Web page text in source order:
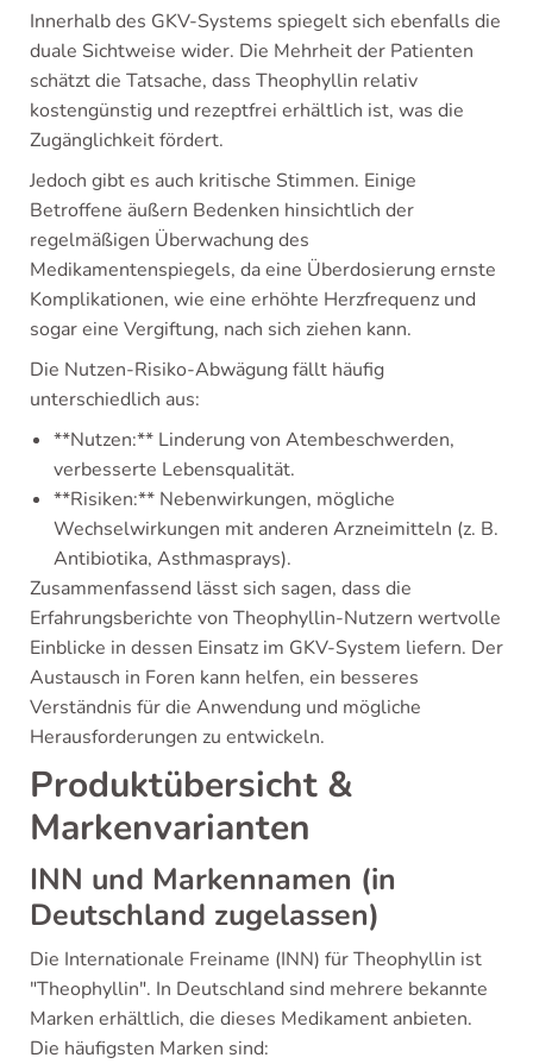
Innerhalb des GKV-Systems spiegelt sich ebenfalls die
duale Sichtweise wider. Die Mehrheit der Patienten
schätzt die Tatsache, dass Theophyllin relativ
kostengünstig und rezeptfrei erhältlich ist, was die
Zugänglichkeit fördert.
Jedoch gibt es auch kritische Stimmen. Einige
Betroffene äußern Bedenken hinsichtlich der
regelmäßigen Überwachung des
Medikamentenspiegels, da eine Überdosierung ernste
Komplikationen, wie eine erhöhte Herzfrequenz und
sogar eine Vergiftung, nach sich ziehen kann.
Die Nutzen-Risiko-Abwägung fällt häufig
unterschiedlich aus:
**Nutzen:** Linderung von Atembeschwerden,
verbesserte Lebensqualität.
**Risiken:** Nebenwirkungen, mögliche
Wechselwirkungen mit anderen Arzneimitteln (z. B.
Antibiotika, Asthmasprays).
Zusammenfassend lässt sich sagen, dass die
Erfahrungsberichte von Theophyllin-Nutzern wertvolle
Einblicke in dessen Einsatz im GKV-System liefern. Der
Austausch in Foren kann helfen, ein besseres
Verständnis für die Anwendung und mögliche
Herausforderungen zu entwickeln.
Produktübersicht &
Markenvarianten
INN und Markennamen (in
Deutschland zugelassen)
Die Internationale Freiname (INN) für Theophyllin ist
"Theophyllin". In Deutschland sind mehrere bekannte
Marken erhältlich, die dieses Medikament anbieten.
Die häufigsten Marken sind: